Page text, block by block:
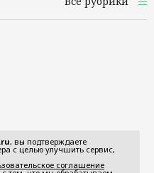
, вы подтверждаете
с целью улучшить сервис,
соглашение